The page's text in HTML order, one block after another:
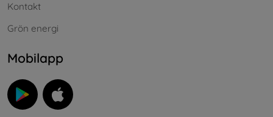
Kontakt
Grön energi
Mobilapp